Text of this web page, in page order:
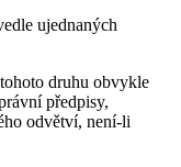
ujednaných
druhu obvykle
předpisy,
odvětví, není-li